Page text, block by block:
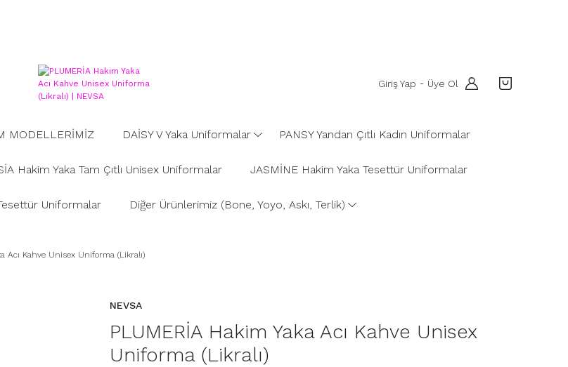
Giriş Yap - Üye Ol
MODELLERİMİZ DAİSY V Yaka Uniformalar PANSY Yandan Çıtlı Kadın Uniformalar
Hakim Yaka Tam Çıtlı Unisex Uniformalar JASMİNE Hakim Yaka Tesettür Uniformalar
Uniformalar Diğer Ürünlerimiz (Bone, Yoyo, Askı, Terlik)
Acı Kahve Unisex Uniforma (Likralı)
NEVSA
PLUMERİA Hakim Yaka Acı Kahve Unisex
Uniforma (Likralı)